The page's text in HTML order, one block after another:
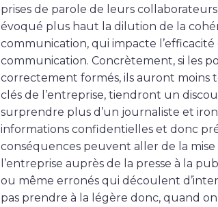
prises de parole de leurs
évoqué plus haut la dilution de la
communication, qui impacte
communication. Concrètement, si les
correctement formés, ils auront moins
clés de l’entreprise, tiendront un
surprendre plus d’un journaliste et
informations confidentielles et donc
conséquences peuvent aller de la
l’entreprise auprès de la presse à la
ou même erronés qui découlent
pas prendre à la légère donc, quand